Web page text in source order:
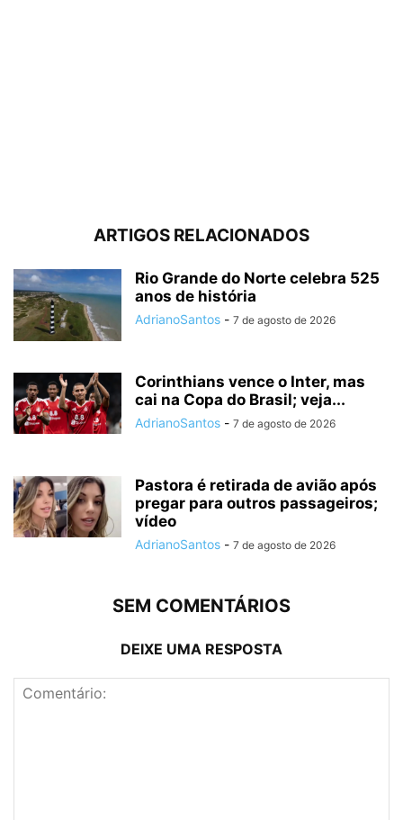
ARTIGOS RELACIONADOS
Rio Grande do Norte celebra 525
anos de história
AdrianoSantos - 7 de agosto de 2026
Corinthians vence o Inter, mas
cai na Copa do Brasil; veja...
AdrianoSantos - 7 de agosto de 2026
Pastora é retirada de avião após
pregar para outros passageiros;
vídeo
AdrianoSantos - 7 de agosto de 2026
SEM COMENTÁRIOS
DEIXE UMA RESPOSTA